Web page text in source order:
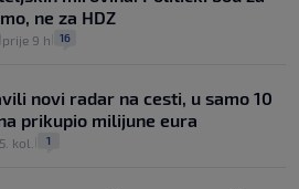
ne za HDZ
prije 9 h 16
novi radar na cesti, u samo 10
prikupio milijune eura
5. kol. 1